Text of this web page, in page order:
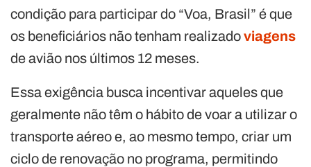
condição para participar do “Voa, Brasil” é que
os beneficiários não tenham realizadoviagens
de avião nos últimos 12 meses.
Essa exigência busca incentivar aqueles que
geralmente não têm o hábito de voar a utilizar o
transporte aéreo e, ao mesmo tempo, criar um
ciclo de renovação no programa, permitindo